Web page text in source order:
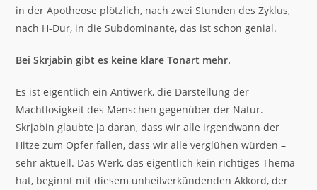
in der Apotheose plötzlich, nach zwei Stunden des Zyklus,
nach H-Dur, in die Subdominante, das ist schon genial.
Bei Skrjabin gibt es keine klare Tonart mehr.
Es ist eigentlich ein Antiwerk, die Darstellung der
Machtlosigkeit des Menschen gegenüber der Natur.
Skrjabin glaubte ja daran, dass wir alle irgendwann der
Hitze zum Opfer fallen, dass wir alle verglühen würden –
sehr aktuell. Das Werk, das eigentlich kein richtiges Thema
hat, beginnt mit diesem unheilverkündenden Akkord, der